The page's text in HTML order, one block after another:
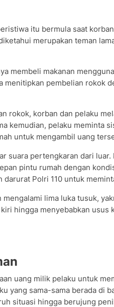
itu bermula saat
merupakan teman
membeli makanan
menitipkan pembelian rokok
rokok, korban dan pelaku
kemudian, pelaku meminta
untuk mengambil uang
suara pertengkaran dari luar.
pintu rumah dengan
Polri 110 untuk
lima luka tusuk,
hingga menyebabkan usus
uang milik pelaku untuk
yang sama-sama berada di
situasi hingga berujung